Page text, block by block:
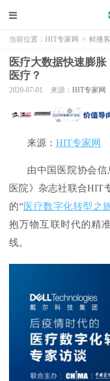
当前位置： HIT专家网 > 鲜播客
医疗大数据快速膨
医疗？
2020-07-01 来源： HIT专家网
来源： HIT专家网
由中国医院协会
医院》杂志社联合HIT
的“医疗数字化转型之
抱万物互联时代的精
线。